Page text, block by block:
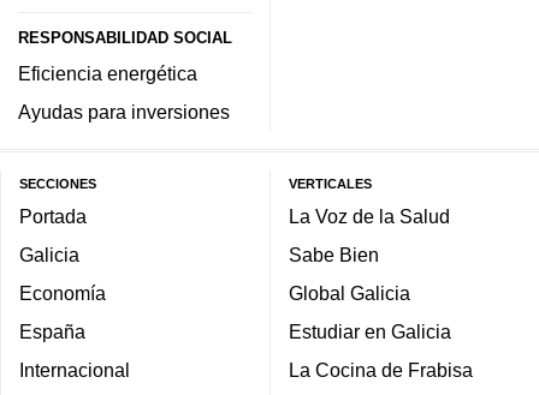
RESPONSABILIDAD SOCIAL
Eficiencia energética
Ayudas para inversiones
SECCIONES
Portada
Galicia
Economía
España
Internacional
VERTICALES
La Voz de la Salud
Sabe Bien
Global Galicia
Estudiar en Galicia
La Cocina de Frabisa